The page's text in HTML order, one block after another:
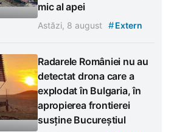
mic al apei
Astăzi, 8 august #Extern
Radarele României nu au
detectat drona care a
explodat în Bulgaria, în
apropierea frontierei
susține Bucureștiul